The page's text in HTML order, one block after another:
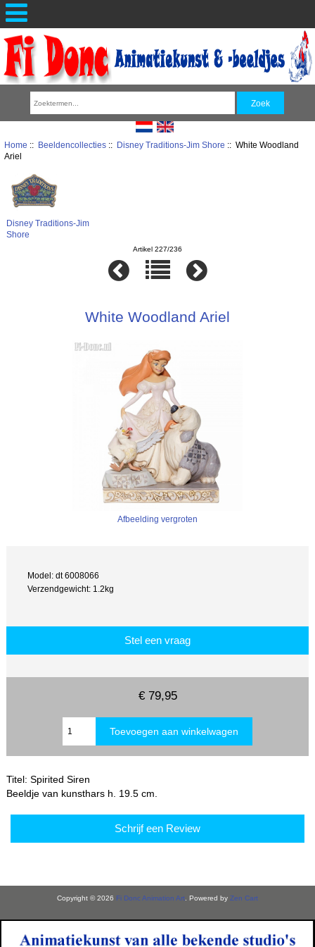
Home :: Beeldencollecties:: Disney Traditions-Jim Shore :: White Woodland
Ariel
Disney Traditions-Jim
Shore
Artikel 227/236
White Woodland Ariel
Afbeelding vergroten
Model: dt 6008066
Verzendgewicht: 1.2kg
Stel een vraag
€ 79,95
Titel: Spirited Siren
Beeldje van kunsthars h. 19.5 cm.
Schrijf een Review
Copyright © 2026 Fi Donc Animation Art. Powered by Zen Cart